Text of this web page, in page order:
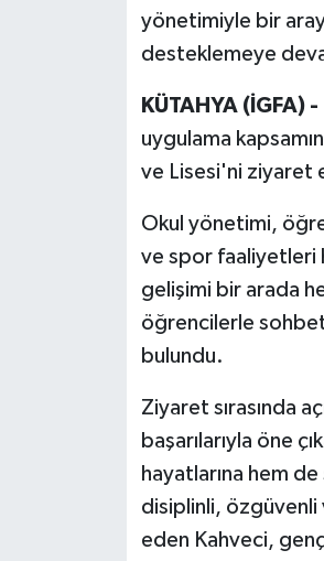
yönetimiyle bir
desteklemeye
KÜTAHYA (İGFA) -
uygulama
ve Lisesi'ni ziyaret
Okul yönetimi,
ve spor faaliyetleri
gelişimi bir arada
öğrencilerle
bulundu.
Ziyaret sırasında
başarılarıyla öne
hayatlarına hem
disiplinli, özgüvenli
eden Kahveci,